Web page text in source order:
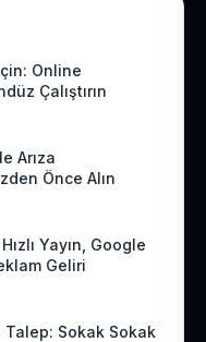
Online
Çalıştırın
Arıza
Önce Alın
Yayın, Google
Geliri
Talep: Sokak Sokak